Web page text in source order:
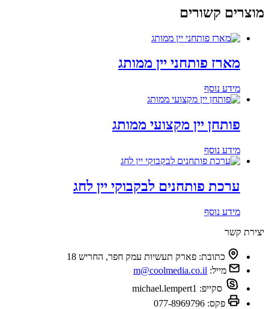
מוצרים קשורים
מארז פותחני יין ממותג
מידע נוסף
פותחן יין מקצועי ממותג
מידע נוסף
ערכת פותחנים לבקבוקי יין לחג
מידע נוסף
יצירת קשר
כתובת: פארק תעשיות עמק חפר, החריש 18
מייל: m@coolmedia.co.il
סקייפ: michael.lempert1
פקס: 077-8969796